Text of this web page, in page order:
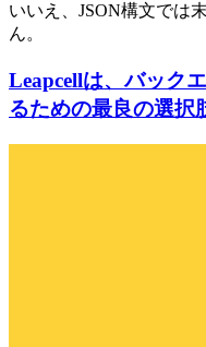
いいえ、JSON構文では
ん。
Leapcellは、バック
るための最良の選択